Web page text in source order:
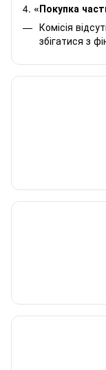
4. «Покупка
Комісія
збігатися з